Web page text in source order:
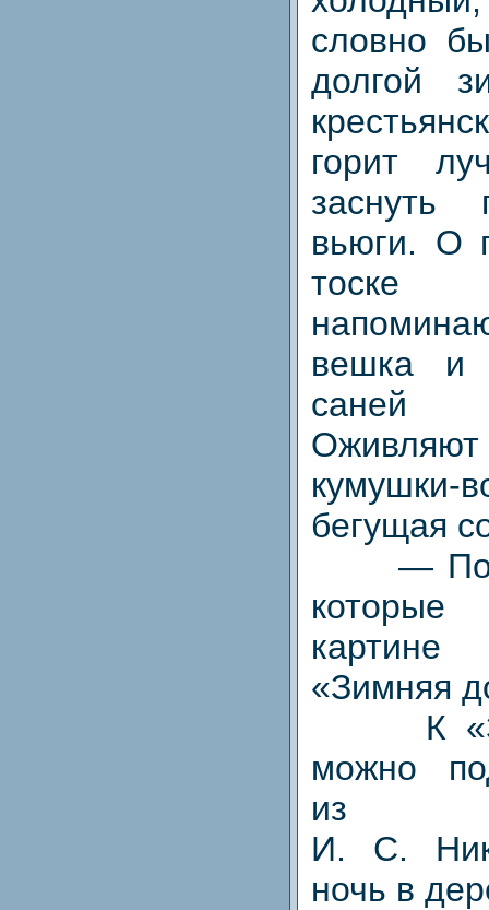
словно
долгой
горит
заснуть
вьюги. О
тоске
вешка и
саней
бегущая
—
которые
«Зимняя
К
можно
из
И. С.
ночь в